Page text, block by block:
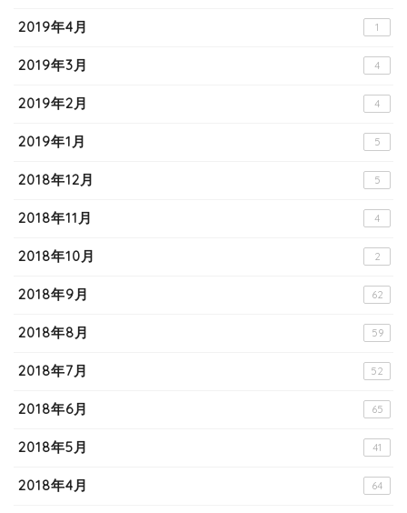
2019年4月 1
2019年3月 4
2019年2月 4
2019年1月 5
2018年12月 5
2018年11月 4
2018年10月 2
2018年9月 62
2018年8月 59
2018年7月 52
2018年6月 65
2018年5月 41
2018年4月 64